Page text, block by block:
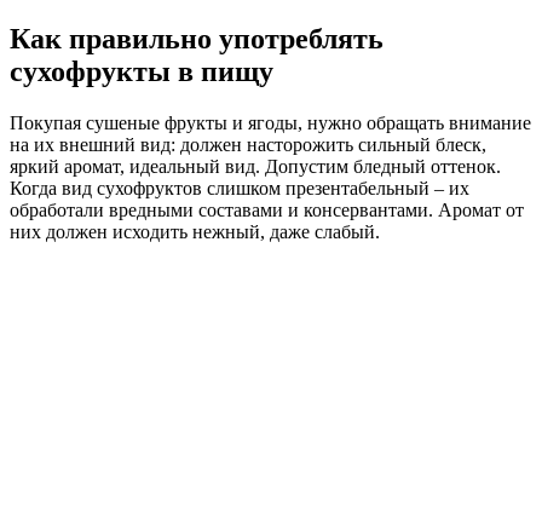
Как правильно употреблять
сухофрукты в пищу
Покупая сушеные фрукты и ягоды, нужно обращать внимание
на их внешний вид: должен насторожить сильный блеск,
яркий аромат, идеальный вид. Допустим бледный оттенок.
Когда вид сухофруктов слишком презентабельный – их
обработали вредными составами и консервантами. Аромат от
них должен исходить нежный, даже слабый.